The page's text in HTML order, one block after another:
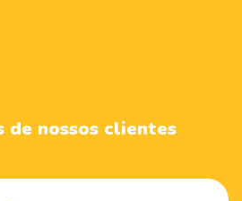
de nossos clientes